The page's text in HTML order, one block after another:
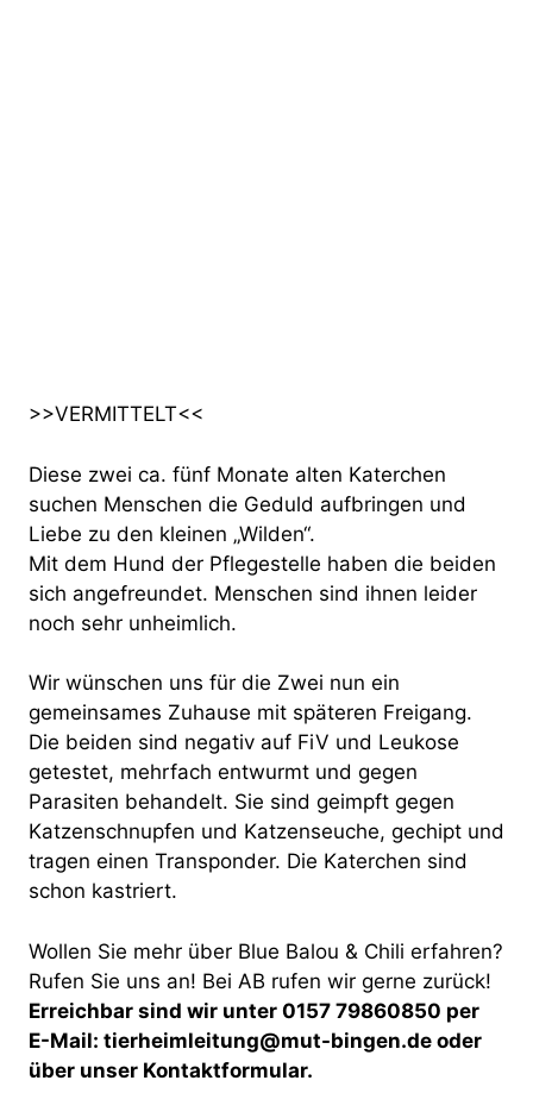
>>VERMITTELT<<
Diese zwei ca. fünf Monate alten Katerchen
suchen Menschen die Geduld aufbringen und
Liebe zu den kleinen „Wilden“.
Mit dem Hund der Pflegestelle haben die beiden
sich angefreundet. Menschen sind ihnen leider
noch sehr unheimlich.
Wir wünschen uns für die Zwei nun ein
gemeinsames Zuhause mit späteren Freigang.
Die beiden sind negativ auf FiV und Leukose
getestet, mehrfach entwurmt und gegen
Parasiten behandelt. Sie sind geimpft gegen
Katzenschnupfen und Katzenseuche, gechipt und
tragen einen Transponder. Die Katerchen sind
schon kastriert.
Wollen Sie mehr über Blue Balou & Chili erfahren?
Rufen Sie uns an! Bei AB rufen wir gerne zurück!
Erreichbar sind wir unter 0157 79860850 per
E-Mail: tierheimleitung@mut-bingen.de oder
über unser Kontaktformular.